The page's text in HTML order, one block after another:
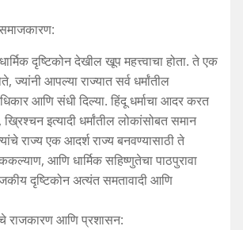
दृष्टिकोन देखील खूप महत्त्वाचा होता. ते एक
ज्यांनी आपल्या राज्यात सर्व धर्मांतील
आणि संधी दिल्या. हिंदू धर्माचा आदर करत
इत्यादी धर्मांतील लोकांसोबत समान
राज्य एक आदर्श राज्य बनवण्यासाठी ते
आणि धार्मिक सहिष्णुतेचा पाठपुरावा
दृष्टिकोन अत्यंत समतावादी आणि
राजकारण आणि प्रशासन: